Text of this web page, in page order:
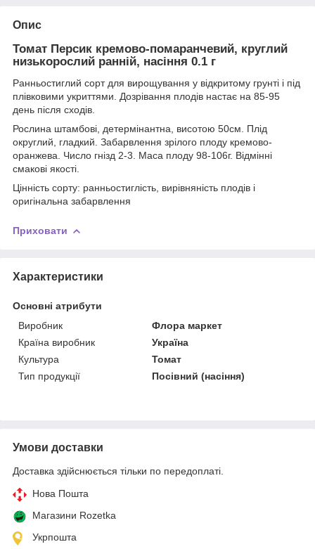
Опис
Томат Персик кремово-помаранчевий, круглий
низькорослий ранній, насіння 0.1 г
Ранньостиглий сорт для вирощування у відкритому грунті і під
плівковими укриттями. Дозрівання плодів настає на 85-95
день після сходів.
Рослина штамбові, детермінантна, висотою 50см. Плід
округлий, гладкий. Забарвлення зрілого плоду кремово-
оранжева. Число гнізд 2-3. Маса плоду 98-106г. Відмінні
смакові якості.
Цінність сорту: ранньостиглість, вирівняність плодів і
оригінальна забарвлення
Приховати
Характеристики
Основні атрибути
Виробник
Флора маркет
Країна виробник
Україна
Культура
Томат
Тип продукції
Посівний (насіння)
Умови доставки
Доставка здійснюється тільки по передоплаті.
Нова Пошта
Магазини Rozetka
Укрпошта